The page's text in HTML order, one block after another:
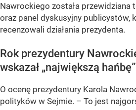
Nawrockiego została przewidziana
oraz panel dyskusyjny publicystów,
recenzowali działania prezydenta.
Rok prezydentury
wskazał „największą hańbę”
O ocenę prezydentury Karola
polityków w Sejmie. – To jest